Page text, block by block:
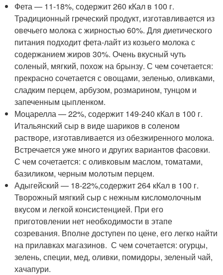
Фета — 11-18%, содержит 260 кКал в 100 г.
Традиционный греческий продукт, изготавливается из
овечьего молока с жирностью 60%. Для диетического
питания подходит фета-лайт из козьего молока с
содержанием жиров 30%. Очень вкусный чуть
соленый, мягкий, похож на брынзу. С чем сочетается:
прекрасно сочетается с овощами, зеленью, оливками,
сладким перцем, арбузом, розмарином, тунцом и
запеченным цыпленком.
Моцарелла — 22%, содержит 149-240 кКал в 100 г.
Итальянский сыр в виде шариков в соленом
растворе, изготавливается из обезжиренного молока.
Встречается уже много и других вариантов фасовки.
С чем сочетается: с оливковым маслом, томатами,
базиликом, черным молотым перцем.
Адыгейский — 18-22%,содержит 264 кКал в 100 г.
Творожный мягкий сыр с нежным кисломолочным
вкусом и легкой консистенцией. При его
приготовлении нет необходимости в этапе
созревания. Вполне доступен по цене, его легко найти
на прилавках магазинов. С чем сочетается: огурцы,
зелень, специи, мед, оливки, помидоры, зеленый чай,
хачапури.